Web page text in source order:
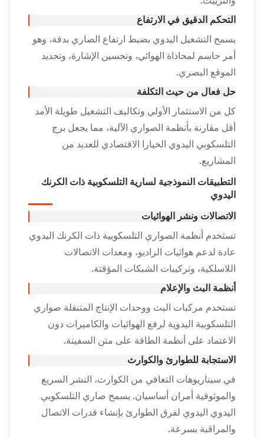
التحكم الدقيق في الارتفاع
يسمح التشغيل اليدوي بضبط ارتفاع الصاري بدقة، وهو
أمر حاسم لمحاذاة الهوائي، وتحسين الإشارة، وتحديد
الموقع البصري.
حل فعال من حيث التكلفة
كل من الاستثمار الأولي وتكاليف التشغيل طويلة الأمد
أقل مقارنة بأنظمة الصواري الآلية، مما يجعل برج
التلسكوبي اليدوي الخيارا الاقتصادي للعديد من
المشاريع.
التطبيقات النموذجية لسارية التلسكوبية ذات الكرنك
اليدوي
الاتصالات ونشر الهوائيات
تستخدم أنظمة الصواري التلسكوبية ذات الكرنك اليدوي
عادة لدعم هوائيات الراديو، ومعدات الاتصالات
اللاسلكية، وتركيبات الشبكات المؤقتة.
أنظمة البث والإعلام
تستخدم مركبات البث ووحدات الإنتاج المتنقلة صواري
التلسكوبية اليدوية لرفع الهوائيات والكاميرات دون
الاعتماد على أنظمة الطاقة على متن السفينة.
الاستجابة للطوارئ والكوارث
في سيناريوهات التعافي من الكوارث، النشر السريع
والموثوقية أمران أساسيان. يسمح صاري التلسكوبي
اليدوي اليدوي لفرق الطوارئ بإنشاء قدرات الاتصال
والمراقبة بسرعة.